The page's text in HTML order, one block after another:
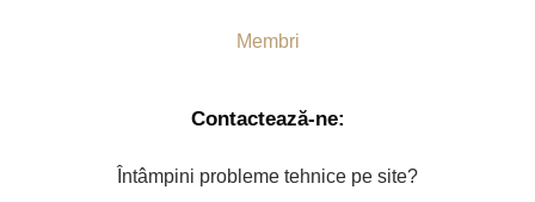
Membri
Contactează-ne:
Întâmpini probleme tehnice pe site?